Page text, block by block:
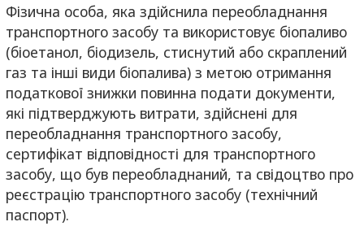
Фізична особа, яка здійснила переобладнання
транспортного засобу та використовує біопаливо
(біоетанол, біодизель, стиснутий або скраплений
газ та інші види біопалива) з метою отримання
податкової знижки повинна подати документи,
які підтверджують витрати, здійснені для
переобладнання транспортного засобу,
сертифікат відповідності для транспортного
засобу, що був переобладнаний, та свідоцтво про
реєстрацію транспортного засобу (технічний
паспорт).